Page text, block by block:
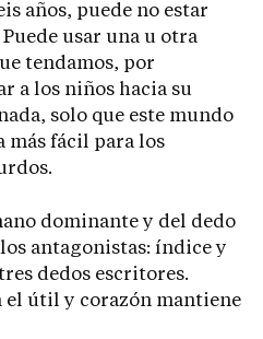
años, puede no estar
usar una u otra
tendamos, por
a los niños hacia su
solo que este mundo
más fácil para los
dominante y del dedo
antagonistas: índice y
dedos escritores.
útil y corazón mantiene